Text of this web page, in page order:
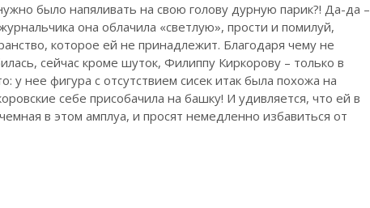
было напяливать на свою голову дурную парик?! Да-да –
она облачила «светлую», прости и помилуй,
которое ей не принадлежит. Благодаря чему не
сейчас кроме шуток, Филиппу Киркорову – только в
у нее фигура с отсутствием сисек итак была похожа на
себе присобачила на башку! И удивляется, что ей в
в этом амплуа, и просят немедленно избавиться от